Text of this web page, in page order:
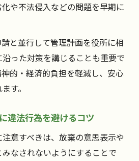
や不法侵入などの問題を早期に
と並行して管理計画を役所に相
った対策を講じることも重要で
的・経済的負担を軽減し、安心
す。
違法行為を避けるコツ
意すべきは、放棄の意思表示や
なされないようにすることで